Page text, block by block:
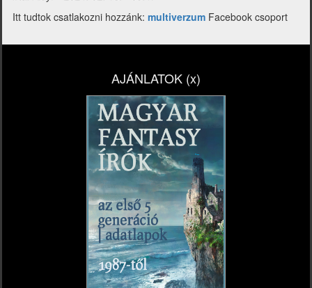
Itt tudtok csatlakozni hozzánk: multiverzum Facebook csoport
AJÁNLATOK (x)